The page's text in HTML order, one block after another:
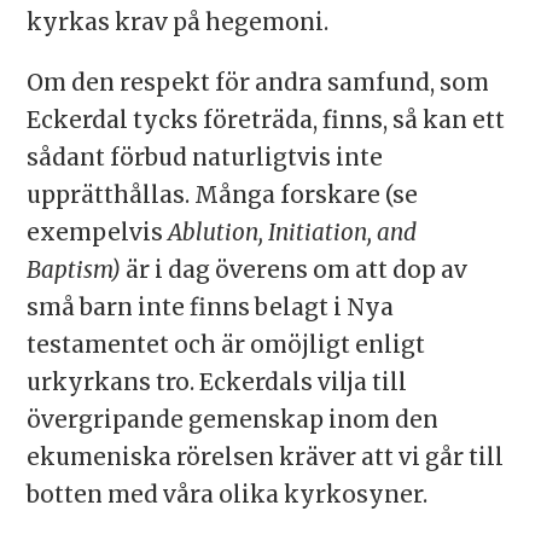
kyrkas krav på hegemoni.
Om den respekt för andra samfund, som
Eckerdal tycks företräda, finns, så kan ett
sådant förbud naturligtvis inte
upprätthållas. Många forskare (se
exempelvisAblution, Initiation, and
Baptism) är i dag överens om att dop av
små barn inte finns belagt i Nya
testamentet och är omöjligt enligt
urkyrkans tro. Eckerdals vilja till
övergripande gemenskap inom den
ekumeniska rörelsen kräver att vi går till
botten med våra olika kyrkosyner.